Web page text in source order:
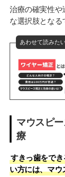
治療の確実性や
な選択肢となる
あわせて読みた
マウスピ
療
すきっ歯をで
い方には、マウ